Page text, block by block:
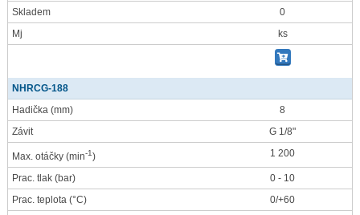
Skladem
0
Mj
ks
NHRCG-188
Hadička (mm)
8
Závit
G 1/8"
Max. otáčky (min-1) 1 200
Prac. tlak (bar)
0 - 10
Prac. teplota (°C)
0/+60